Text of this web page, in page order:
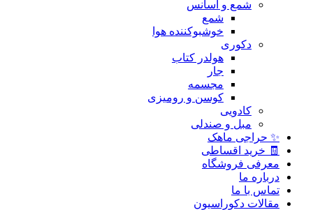
شمع و اسانس
شمع
خوشبوکننده هوا
دکوری
هولدر کتاب
جار
مجسمه
کوسن و رومیزی
کادویی
مبل و صندلی
✨ حراجی ماهک
🧾 خرید اقساطی
معرفی فروشگاه
درباره ما
تماس با ما
مقالات دکوراسیون